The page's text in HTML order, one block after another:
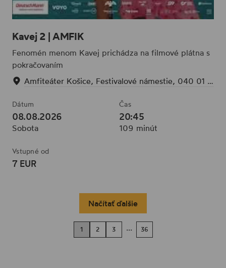
Kavej 2 | AMFIK
Fenomén menom Kavej prichádza na filmové plátna s
pokračovaním
Amfiteáter Košice, Festivalové námestie, 040 01 Sever, Slovensko
Dátum
08.08.2026
Sobota
Čas
20:45
109 minút
Vstupné od
7 EUR
Načítať ďalšie
1 2 3 ... 36